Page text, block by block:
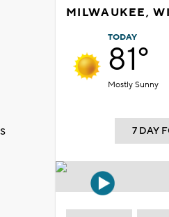
MILWAUKEE, WI
TODAY
81°
Mostly Sunny
7 DAY